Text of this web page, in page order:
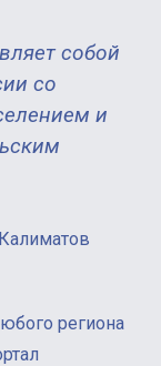
собой
со
и
региона